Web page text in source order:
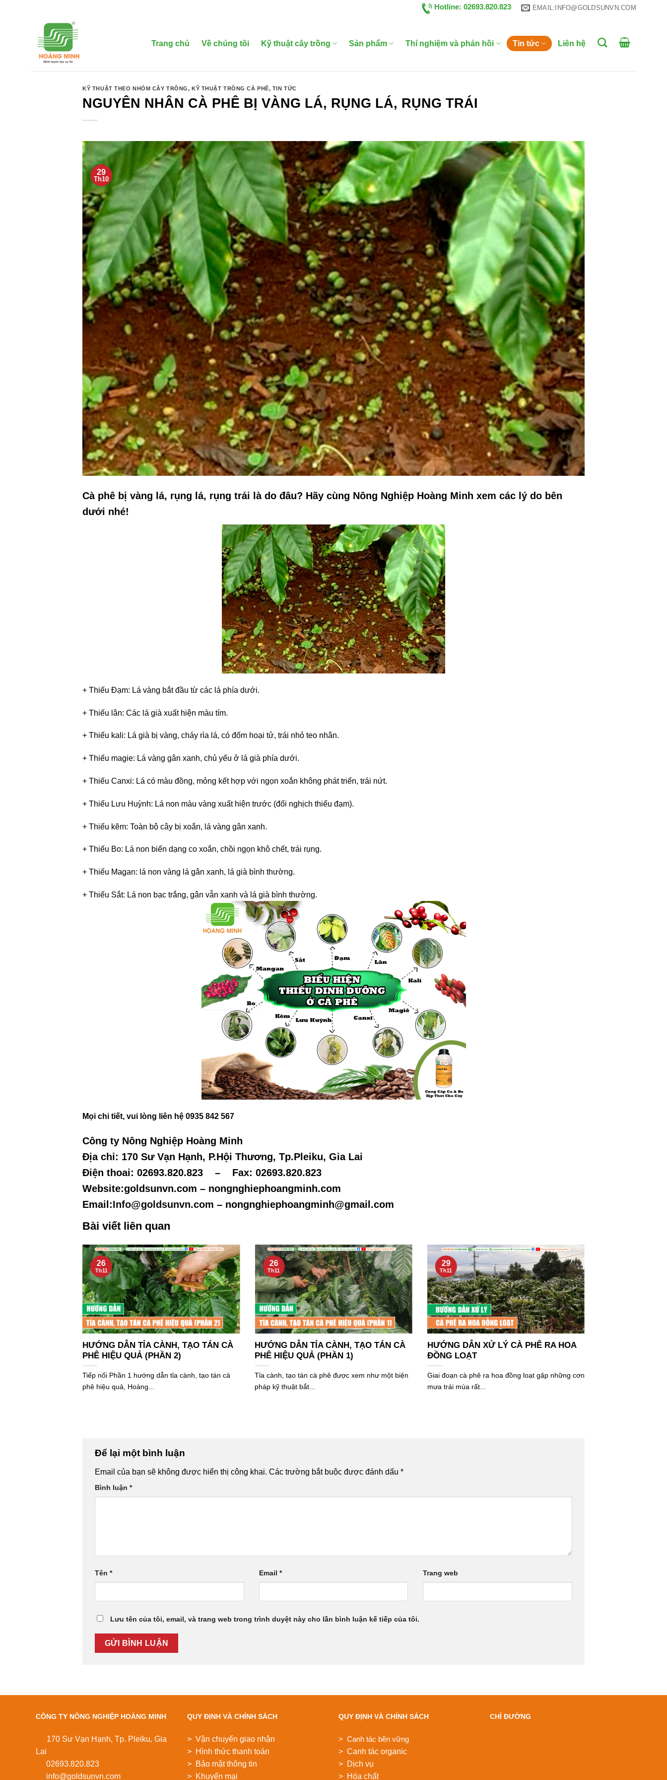
Hotline: 02693.820.823 EMAIL:INFO@GOLDSUNVN.COM
Trang chủ Về chúng tôi Kỹ thuật cây trồng Sản phẩm Thí nghiệm và phản hồi Tin tức Liên hệ
KỸ THUẬT THEO NHÓM CÂY TRỒNG, KỸ THUẬT TRỒNG CÀ PHÊ, TIN TỨC
NGUYÊN NHÂN CÀ PHÊ BỊ VÀNG LÁ, RỤNG LÁ, RỤNG TRÁI
29
Th10
Cà phê bị vàng lá, rụng lá, rụng trái là do đâu? Hãy cùng Nông Nghiệp Hoàng Minh xem các lý do bên
dưới nhé!
+ Thiếu Đạm: Lá vàng bắt đầu từ các lá phía dưới.
+ Thiếu lân: Các lá già xuất hiện màu tím.
+ Thiếu kali: Lá già bị vàng, cháy rìa lá, có đốm hoại tử, trái nhỏ teo nhân.
+ Thiếu magie: Lá vàng gân xanh, chủ yếu ở lá già phía dưới.
+ Thiếu Canxi: Lá có màu đồng, mỏng kết hợp với ngọn xoắn không phát triển, trái nứt.
+ Thiếu Lưu Huỳnh: Lá non màu vàng xuất hiện trước (đối nghịch thiếu đạm).
+ Thiếu kẽm: Toàn bộ cây bị xoắn, lá vàng gân xanh.
+ Thiếu Bo: Lá non biến dạng co xoắn, chồi ngọn khô chết, trái rụng.
+ Thiếu Magan: lá non vàng lá gân xanh, lá già bình thường.
+ Thiếu Sắt: Lá non bạc trắng, gân vẫn xanh và lá già bình thường.
Mọi chi tiết, vui lòng liên hệ 0935 842 567
Công ty Nông Nghiệp Hoàng Minh
Địa chỉ: 170 Sư Vạn Hạnh, P.Hội Thương, Tp.Pleiku, Gia Lai
Điện thoai: 02693.820.823 – Fax: 02693.820.823
Website:goldsunvn.com – nongnghiephoangminh.com
Email:Info@goldsunvn.com – nongnghiephoangminh@gmail.com
Bài viết liên quan
HƯỚNG DẪN TỈA CÀNH, TẠO TÁN CÀ
PHÊ HIỆU QUẢ (PHẦN 2)
Tiếp nối Phần 1 hướng dẫn tỉa cành, tạo tán cà
phê hiệu quả, Hoàng...
26
Th11
HƯỚNG DẪN TỈA CÀNH, TẠO TÁN CÀ
PHÊ HIỆU QUẢ (PHẦN 1)
Tỉa cành, tạo tán cà phê được xem như một biện
pháp kỹ thuật bắt...
26
Th11
HƯỚNG DẪN XỬ LÝ CÀ PHÊ RA HOA
ĐỒNG LOẠT
Giai đoạn cà phê ra hoa đồng loạt gặp những cơn
mưa trái mùa rất...
29
Th11
Để lại một bình luận
Email của bạn sẽ không được hiển thị công khai. Các trường bắt buộc được đánh dấu*
Bình luận*
Tên* Email * Trang web
Lưu tên của tôi, email, và trang web trong trình duyệt này cho lần bình luận kế tiếp của tôi.
CÔNG TY NÔNG NGHIỆP HOÀNG MINH
170 Sư Vạn Hạnh, Tp. Pleiku, Gia
Lai
02693.820.823
info@goldsunvn.com
QUY ĐỊNH VÀ CHÍNH SÁCH
> Vận chuyển giao nhận
> Hình thức thanh toán
> Bảo mật thông tin
> Khuyển mại
QUY ĐỊNH VÀ CHÍNH SÁCH
> Canh tác bền vững
> Canh tác organic
> Dịch vụ
> Hóa chất
CHỈ ĐƯỜNG